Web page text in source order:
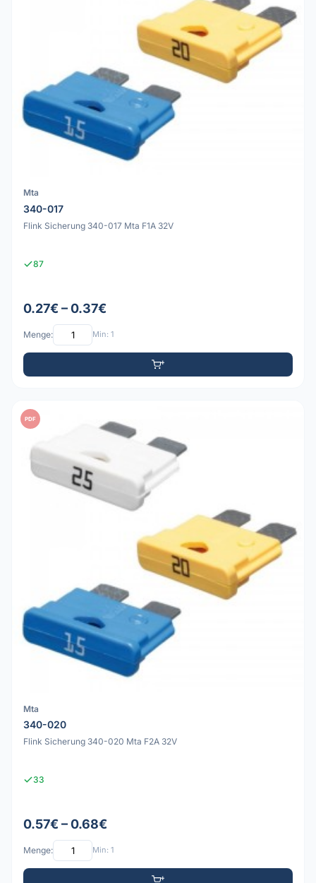
Mta
340-017
Flink Sicherung 340-017 Mta F1A 32V
87
0.27€ – 0.37€
Menge: Min: 1
PDF
Mta
340-020
Flink Sicherung 340-020 Mta F2A 32V
33
0.57€ – 0.68€
Menge: Min: 1